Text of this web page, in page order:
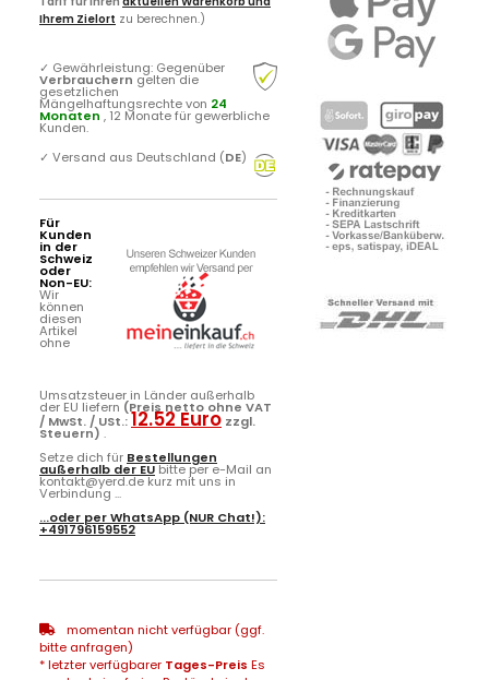
Ihrem Zielort zu berechnen.)
✓ Gewährleistung: Gegenüber
Verbrauchern gelten die
gesetzlichen
Mängelhaftungsrechte von 24
Monaten , 12 Monate für gewerbliche
Kunden.
✓ Versand aus Deutschland (DE)
Für
Kunden
in der
Schweiz
oder
Non-EU:
Wir
können
diesen
Artikel
ohne
Umsatzsteuer in Länder außerhalb
der EU liefern (Preis netto ohne VAT
/ MwSt. / USt.:12.52 Euro zzgl.
Steuern) .
Setze dich für Bestellungen
außerhalb der EUbitte per e-Mail an
kontakt@yerd.de kurz mit uns in
Verbindung ...
...oder perWhatsApp (NUR Chat!):
+491796159552
momentan nicht verfügbar (ggf.
bitte anfragen)
* letzter verfügbarer Tages-Preis Es